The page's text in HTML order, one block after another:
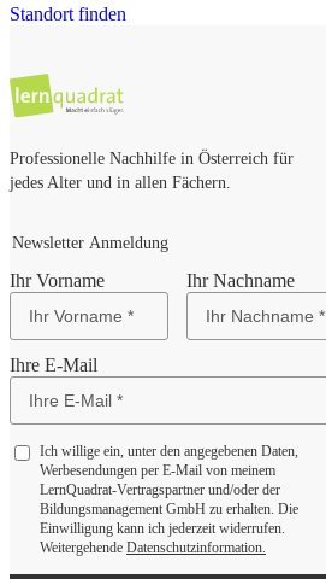
Standort finden
Professionelle Nachhilfe in Österreich für
jedes Alter und in allen Fächern.
Newsletter Anmeldung
Ihr Vorname Ihr Nachname
Ihre E-Mail
Ich willige ein, unter den angegebenen Daten,
Werbesendungen per E-Mail von meinem
LernQuadrat-Vertragspartner und/oder der
Bildungsmanagement GmbH zu erhalten. Die
Einwilligung kann ich jederzeit widerrufen.
Weitergehende Datenschutzinformation.